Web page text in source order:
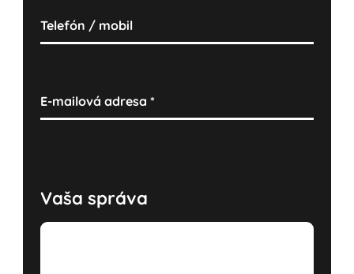
Telefón / mobil
E-mailová adresa*
Vaša správa